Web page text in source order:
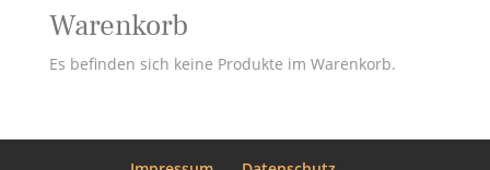
Warenkorb
Es befinden sich keine Produkte im Warenkorb.